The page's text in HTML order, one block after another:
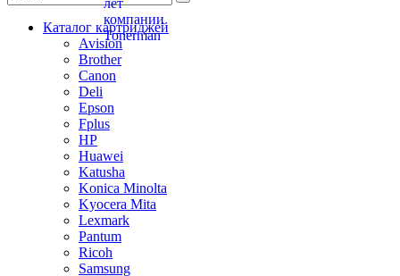
Каталог картриджей
Avision
Brother
Canon
Deli
Epson
Fplus
HP
Huawei
Katusha
Konica Minolta
Kyocera Mita
Lexmark
Pantum
Ricoh
Samsung